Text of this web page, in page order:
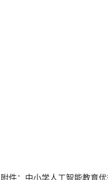
附件：中小学人工智能教育